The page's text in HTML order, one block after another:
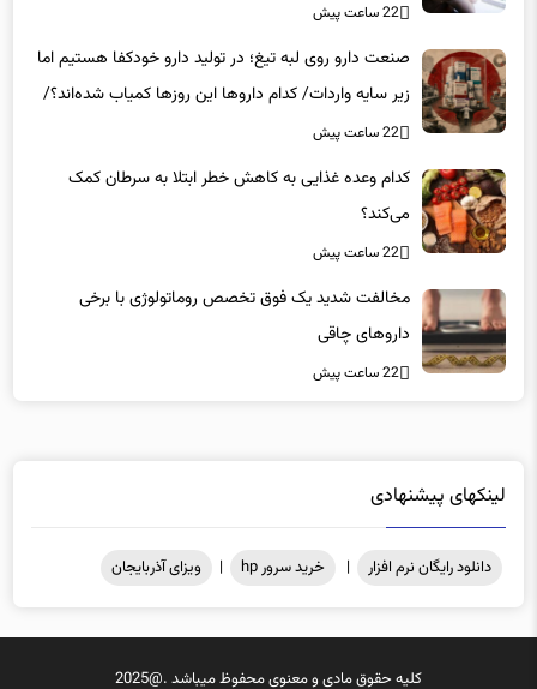
22 ساعت پیش
صنعت دارو روی لبه تیغ؛ در تولید دارو خودکفا هستیم اما
زیر سایه واردات/ کدام داروها این روزها کمیاب شده‌اند؟/
«کشور سه ماه ذخیره دارویی دارد»
22 ساعت پیش
کدام وعده غذایی به کاهش خطر ابتلا به سرطان کمک
می‌کند؟
22 ساعت پیش
مخالفت شدید یک فوق تخصص روماتولوژی با برخی
داروهای چاقی
22 ساعت پیش
لینکهای پیشنهادی
دانلود رایگان نرم افزار | خرید سرور hp | ویزای آذربایجان
کلیه حقوق مادی و معنوی محفوظ میباشد .@2025